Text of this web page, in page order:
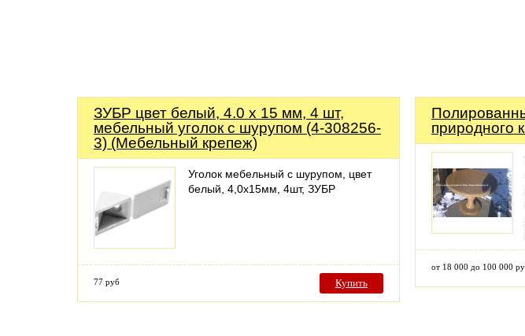
ЗУБР цвет белый, 4.0 x 15 мм, 4 шт,
мебельный уголок с шурупом (4-308256-
3) (Мебельный крепеж)
Уголок мебельный с шурупом, цвет
белый, 4,0x15мм, 4шт, ЗУБР
77 руб Купить
природного
от 18 000 до 100 000